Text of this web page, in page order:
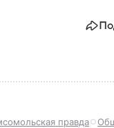
правда